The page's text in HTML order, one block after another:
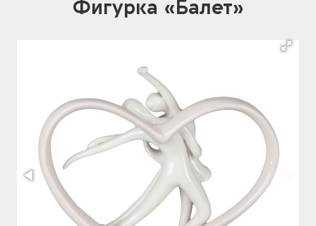
Фигурка «Балет»